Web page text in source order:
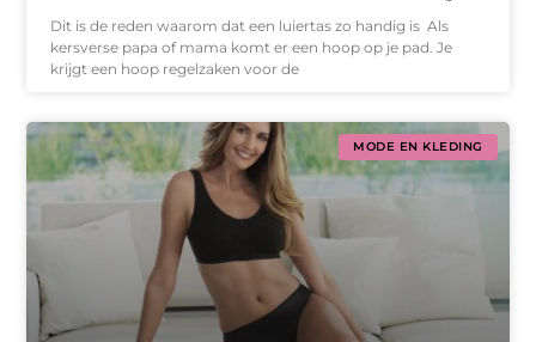
Dit is de reden waarom dat een luiertas zo handig is Als
kersverse papa of mama komt er een hoop op je pad. Je
krijgt een hoop regelzaken voor de
MODE EN KLEDING